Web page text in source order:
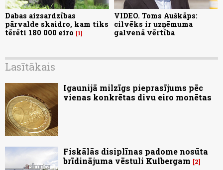
Dabas aizsardzības
pārvalde skaidro, kam tiks
tērēti 180 000 eiro
1
VIDEO. Toms Auškāps:
cilvēks ir uzņēmuma
galvenā vērtība
Lasītākais
Igaunijā milzīgs pieprasījums pēc
vienas konkrētas divu eiro monētas
Fiskālās disiplīnas padome nosūta
brīdinājuma vēstuli Kulbergam
2